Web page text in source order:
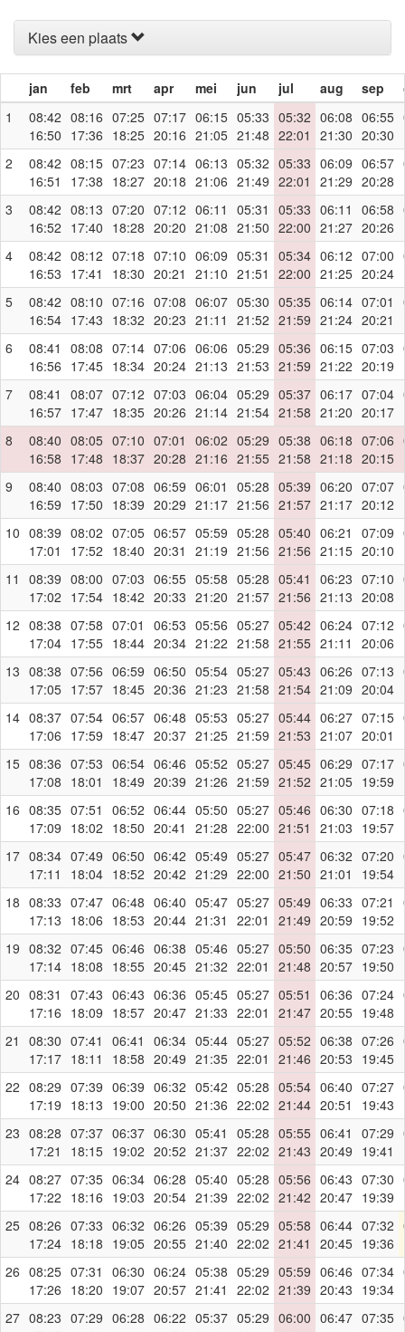
Kies een plaats
jan feb mrt apr mei jun jul aug sep
1
08:42
16:50
08:16
17:36
07:25
18:25
07:17
20:16
06:15
21:05
05:33
21:48
05:32
22:01
06:08
21:30
06:55
20:30
2
08:42
16:51
08:15
17:38
07:23
18:27
07:14
20:18
06:13
21:06
05:32
21:49
05:33
22:01
06:09
21:29
06:57
20:28
3
08:42
16:52
08:13
17:40
07:20
18:28
07:12
20:20
06:11
21:08
05:31
21:50
05:33
22:00
06:11
21:27
06:58
20:26
4
08:42
16:53
08:12
17:41
07:18
18:30
07:10
20:21
06:09
21:10
05:31
21:51
05:34
22:00
06:12
21:25
07:00
20:24
5
08:42
16:54
08:10
17:43
07:16
18:32
07:08
20:23
06:07
21:11
05:30
21:52
05:35
21:59
06:14
21:24
07:01
20:21
6
08:41
16:56
08:08
17:45
07:14
18:34
07:06
20:24
06:06
21:13
05:29
21:53
05:36
21:59
06:15
21:22
07:03
20:19
7
08:41
16:57
08:07
17:47
07:12
18:35
07:03
20:26
06:04
21:14
05:29
21:54
05:37
21:58
06:17
21:20
07:04
20:17
8
08:40
16:58
08:05
17:48
07:10
18:37
07:01
20:28
06:02
21:16
05:29
21:55
05:38
21:58
06:18
21:18
07:06
20:15
9
08:40
16:59
08:03
17:50
07:08
18:39
06:59
20:29
06:01
21:17
05:28
21:56
05:39
21:57
06:20
21:17
07:07
20:12
10 08:39
17:01
08:02
17:52
07:05
18:40
06:57
20:31
05:59
21:19
05:28
21:56
05:40
21:56
06:21
21:15
07:09
20:10
11
08:39
17:02
08:00
17:54
07:03
18:42
06:55
20:33
05:58
21:20
05:28
21:57
05:41
21:56
06:23
21:13
07:10
20:08
12 08:38
17:04
07:58
17:55
07:01
18:44
06:53
20:34
05:56
21:22
05:27
21:58
05:42
21:55
06:24
21:11
07:12
20:06
13 08:38
17:05
07:56
17:57
06:59
18:45
06:50
20:36
05:54
21:23
05:27
21:58
05:43
21:54
06:26
21:09
07:13
20:04
14 08:37
17:06
07:54
17:59
06:57
18:47
06:48
20:37
05:53
21:25
05:27
21:59
05:44
21:53
06:27
21:07
07:15
20:01
15 08:36
17:08
07:53
18:01
06:54
18:49
06:46
20:39
05:52
21:26
05:27
21:59
05:45
21:52
06:29
21:05
07:17
19:59
16 08:35
17:09
07:51
18:02
06:52
18:50
06:44
20:41
05:50
21:28
05:27
22:00
05:46
21:51
06:30
21:03
07:18
19:57
17 08:34
17:11
07:49
18:04
06:50
18:52
06:42
20:42
05:49
21:29
05:27
22:00
05:47
21:50
06:32
21:01
07:20
19:54
18 08:33
17:13
07:47
18:06
06:48
18:53
06:40
20:44
05:47
21:31
05:27
22:01
05:49
21:49
06:33
20:59
07:21
19:52
19 08:32
17:14
07:45
18:08
06:46
18:55
06:38
20:45
05:46
21:32
05:27
22:01
05:50
21:48
06:35
20:57
07:23
19:50
20 08:31
17:16
07:43
18:09
06:43
18:57
06:36
20:47
05:45
21:33
05:27
22:01
05:51
21:47
06:36
20:55
07:24
19:48
21
08:30
17:17
07:41
18:11
06:41
18:58
06:34
20:49
05:44
21:35
05:27
22:01
05:52
21:46
06:38
20:53
07:26
19:45
22 08:29
17:19
07:39
18:13
06:39
19:00
06:32
20:50
05:42
21:36
05:28
22:02
05:54
21:44
06:40
20:51
07:27
19:43
23 08:28
17:21
07:37
18:15
06:37
19:02
06:30
20:52
05:41
21:37
05:28
22:02
05:55
21:43
06:41
20:49
07:29
19:41
24 08:27
17:22
07:35
18:16
06:34
19:03
06:28
20:54
05:40
21:39
05:28
22:02
05:56
21:42
06:43
20:47
07:30
19:39
25 08:26
17:24
07:33
18:18
06:32
19:05
06:26
20:55
05:39
21:40
05:29
22:02
05:58
21:41
06:44
20:45
07:32
19:36
26 08:25
17:26
07:31
18:20
06:30
19:07
06:24
20:57
05:38
21:41
05:29
22:02
05:59
21:39
06:46
20:43
07:34
19:34
27 08:23 07:29 06:28 06:22 05:37 05:29 06:00 06:47 07:35